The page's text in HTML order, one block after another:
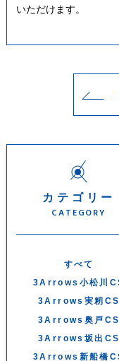
いただけます。
カテゴリー
CATEGORY
すべて
3Arrows小松川
3Arrows実籾CS
3Arrows奥戸CS
3Arrows坂出CS
3Arrows新船橋